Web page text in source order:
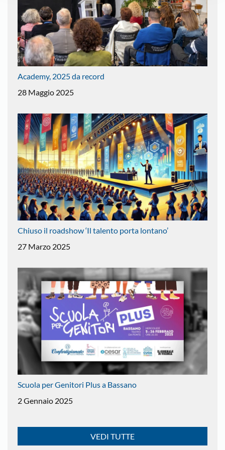
Academy, 2025 da record
28 Maggio 2025
Chiuso il roadshow ‘Il talento porta lontano’
27 Marzo 2025
Scuola per Genitori Plus a Bassano
2 Gennaio 2025
VEDI TUTTE